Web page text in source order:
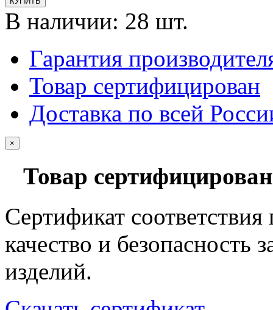
В наличии: 28 шт.
Гарантия
Товар сертифицирован
Доставка по всей
×
Товар сертифицирован
Сертификат
качество и безопасность
изделий.